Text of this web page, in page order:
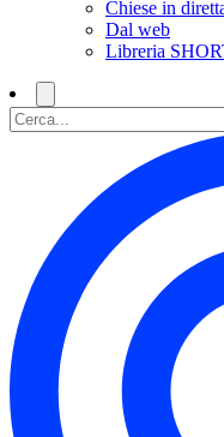
Chiese in
Dal web
Libreria